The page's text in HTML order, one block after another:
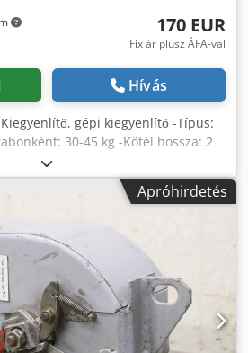
170 EUR
Fix ár plusz ÁFA-val
Hívás
gépi kiegyenlítő -Típus:
30-45 kg -Kötél hossza: 2
áll Cedpecii N Isfx Ab
tömeg: 18 kg
Apróhirdetés